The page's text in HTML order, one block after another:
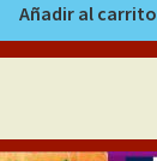
Añadir al carrito